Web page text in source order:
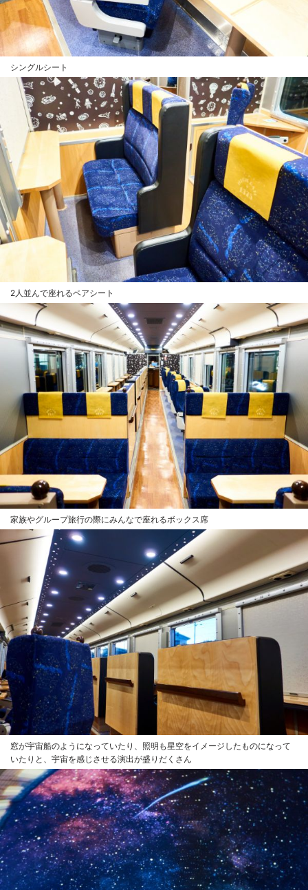
シングルシート
2人並んで座れるペアシート
家族やグループ旅行の際にみんなで座れるボックス席
窓が宇宙船のようになっていたり、照明も星空をイメージしたものになって
いたりと、宇宙を感じさせる演出が盛りだくさん